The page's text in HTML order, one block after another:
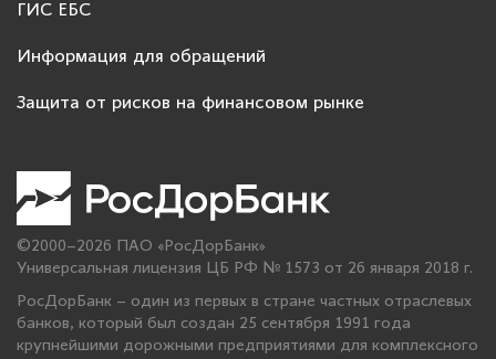
ГИС ЕБС
Информация для обращений
Защита от рисков на финансовом рынке
©2000–2026 ПАО «РосДорБанк»
Универсальная лицензия ЦБ РФ № 1573 от 26 января 2018 г.
РосДорБанк – один из первых в стране частных отраслевых
банков, который был создан 25 сентября 1991 года
крупнейшими дорожными предприятиями для комплексного